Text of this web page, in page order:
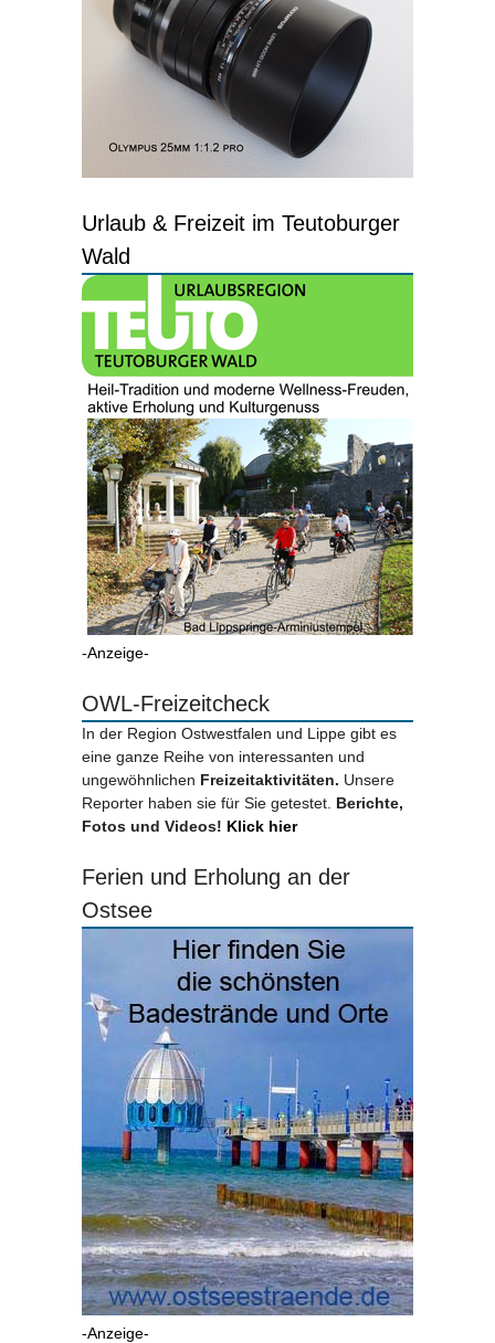
Urlaub & Freizeit im Teutoburger
Wald
-Anzeige-
OWL-Freizeitcheck
In der Region Ostwestfalen und Lippe gibt es
eine ganze Reihe von interessanten und
ungewöhnlichen Freizeitaktivitäten. Unsere
Reporter haben sie für Sie getestet. Berichte,
Fotos und Videos! Klick hier
Ferien und Erholung an der
Ostsee
-Anzeige-